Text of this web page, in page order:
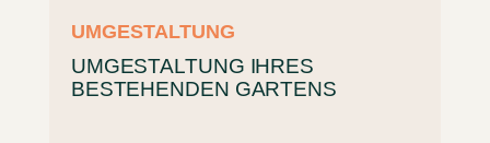
UMGESTALTUNG
UMGESTALTUNG IHRES
BESTEHENDEN GARTENS